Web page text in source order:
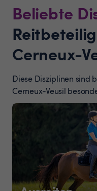
Beliebte
Cerneux-
Diese Disziplinen sind
Cerneux-Veusil